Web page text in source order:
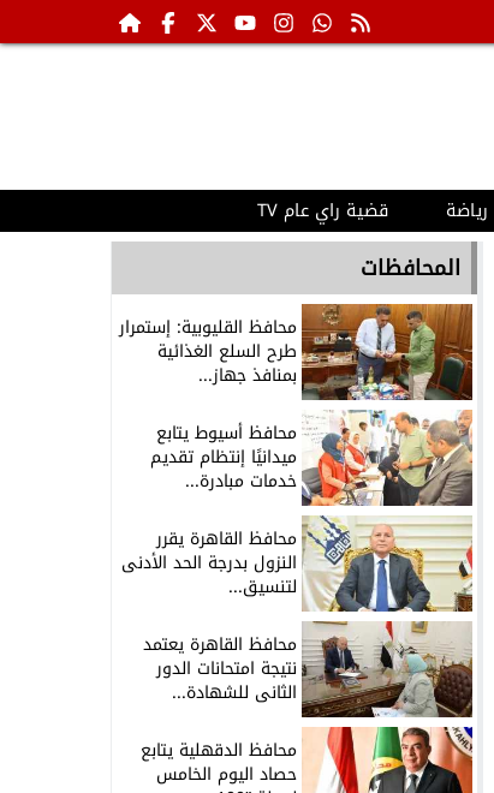
رياضة قضية راي عام TV
المحافظات
محافظ القليوبية: إستمرار
طرح السلع الغذائية
بمنافذ جهاز...
محافظ أسيوط يتابع
ميدانيًا إنتظام تقديم
خدمات مبادرة...
محافظ القاهرة يقرر
النزول بدرجة الحد الأدنى
لتنسيق...
محافظ القاهرة يعتمد
نتيجة امتحانات الدور
الثانى للشهادة...
محافظ الدقهلية يتابع
حصاد اليوم الخامس